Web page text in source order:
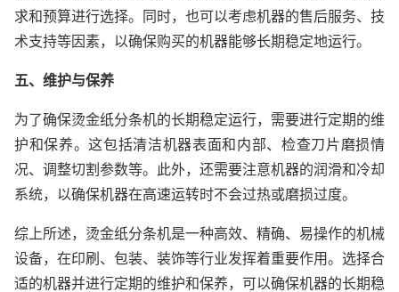
求和预算进行选择。同时，也可以考虑机器的售后服务、技
术支持等因素，以确保购买的机器能够长期稳定地运行。
五、维护与保养
为了确保烫金纸分条机的长期稳定运行，需要进行定期的维
护和保养。这包括清洁机器表面和内部、检查刀片磨损情
况、调整切割参数等。此外，还需要注意机器的润滑和冷却
系统，以确保机器在高速运转时不会过热或磨损过度。
综上所述，烫金纸分条机是一种高效、精确、易操作的机械
设备，在印刷、包装、装饰等行业发挥着重要作用。选择合
适的机器并进行定期的维护和保养，可以确保机器的长期稳